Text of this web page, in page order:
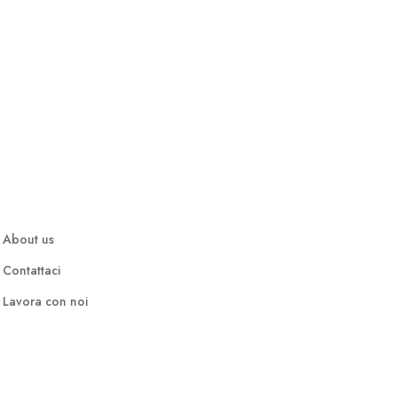
About us
Contattaci
Lavora con noi